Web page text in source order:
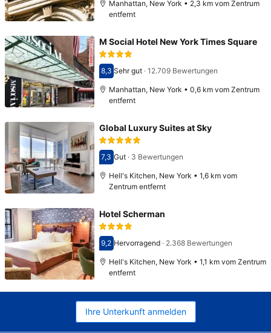
Manhattan, New York • 2,3 km vom Zentrum
entfernt
M Social Hotel New York Times Square
Bewertet mit 8,3
8,3 Sehr gut· 12.709 Bewertungen
Manhattan, New York • 0,6 km vom Zentrum
entfernt
Global Luxury Suites at Sky
Bewertet mit 7,3
7,3 Gut· 3 Bewertungen
Hell's Kitchen, New York • 1,6 km vom
Zentrum entfernt
Hotel Scherman
Bewertet mit 9,2
9,2 Hervorragend· 2.368 Bewertungen
Hell's Kitchen, New York • 1,1 km vom Zentrum
entfernt
Ihre Unterkunft anmelden